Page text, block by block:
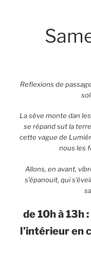
Reflexions de
La sève monte dan
se répand sut la
cette vague de
nous les
Allons, en avant,
s’épanouit, qui
de 10h à 13h
l’intérieur en